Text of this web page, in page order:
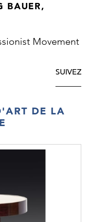
BAUER,
Movement
SUIVEZ
DE LA